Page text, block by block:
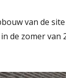
van de
de zomer van